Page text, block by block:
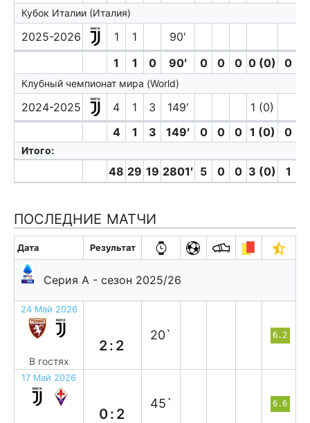
Кубок Италии (Италия)
2025-2026 1 1
90′
1
1 0 90′ 0 0 0 0 (0) 0
Клубный чемпионат мира (World)
2024-2025 4 1 3 149′
1 (0)
4
1 3 149′ 0 0 0 1 (0) 0
Итого:
48 29 19 2801′ 5 0 0 3 (0) 1
ПОСЛЕДНИЕ МАТЧИ
Дата Результат
Серия А - сезон 2025/26
24 Май 2026
В гостях
2:2
20` 6.2
17 Май 2026
0:2
45` 6.6